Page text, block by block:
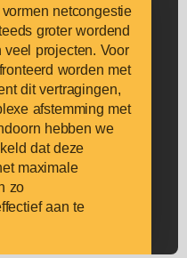
netcongestie
groter wordend
projecten. Voor
worden met
dit vertragingen,
afstemming met
hebben we
dat deze
maximale
zo
aan te